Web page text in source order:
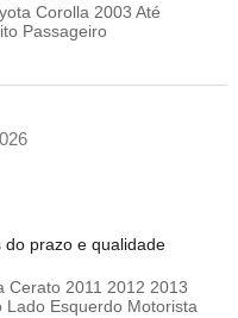
Corolla 2003 Até
Passageiro
prazo e qualidade
Cerato 2011 2012 2013
Lado Esquerdo Motorista